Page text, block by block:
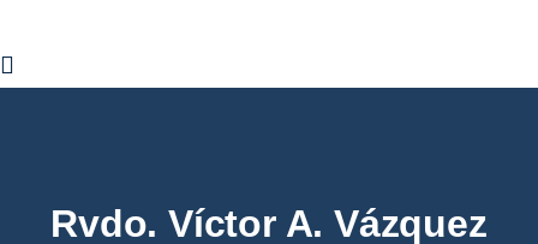
Rvdo. Víctor A. Vázquez